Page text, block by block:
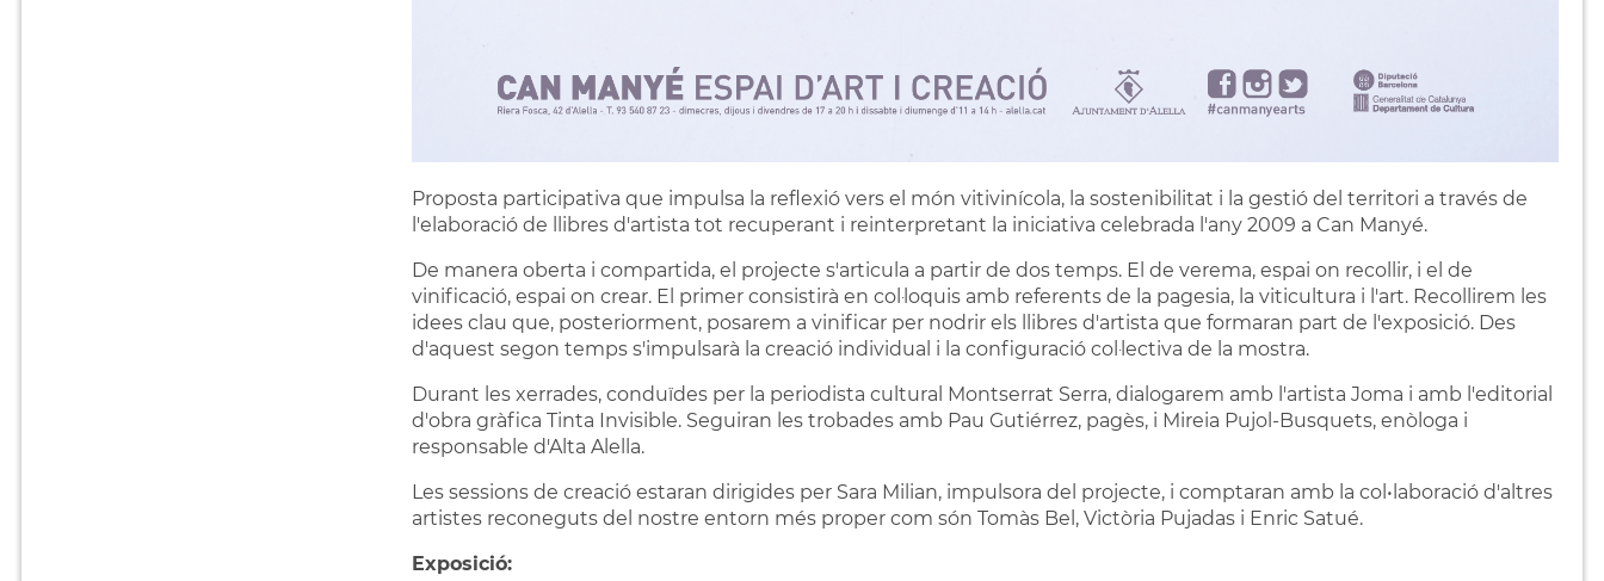
Proposta participativa que impulsa la reflexió vers el món vitivinícola, la sostenibilitat i la gestió del territori a través de
l'elaboració de llibres d'artista tot recuperant i reinterpretant la iniciativa celebrada l'any 2009 a Can Manyé.
De manera oberta i compartida, el projecte s'articula a partir de dos temps. El de verema, espai on recollir, i el de
vinificació, espai on crear. El primer consistirà en col·loquis amb referents de la pagesia, la viticultura i l'art. Recollirem les
idees clau que, posteriorment, posarem a vinificar per nodrir els llibres d'artista que formaran part de l'exposició. Des
d'aquest segon temps s'impulsarà la creació individual i la configuració col·lectiva de la mostra.
Durant les xerrades, conduïdes per la periodista cultural Montserrat Serra, dialogarem amb l'artista Joma i amb l'editorial
d'obra gràfica Tinta Invisible. Seguiran les trobades amb Pau Gutiérrez, pagès, i Mireia Pujol-Busquets, enòloga i
responsable d'Alta Alella.
Les sessions de creació estaran dirigides per Sara Milian, impulsora del projecte, i comptaran amb la col•laboració d'altres
artistes reconeguts del nostre entorn més proper com són Tomàs Bel, Victòria Pujadas i Enric Satué.
Exposició: